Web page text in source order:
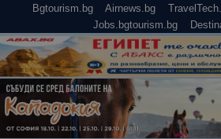
Bgtourism.bg Airnews.bg
Jobs.bgtourism.bg